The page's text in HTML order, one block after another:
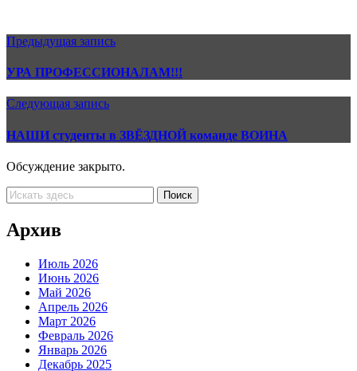
Предыдущая запись
УРА ПРОФЕССИОНАЛАМ!!!
Следующая запись
НАШИ студенты в ЗВЁЗДНОЙ команде ВОИНА
Обсуждение закрыто.
Архив
Июль 2026
Июнь 2026
Май 2026
Апрель 2026
Март 2026
Февраль 2026
Январь 2026
Декабрь 2025